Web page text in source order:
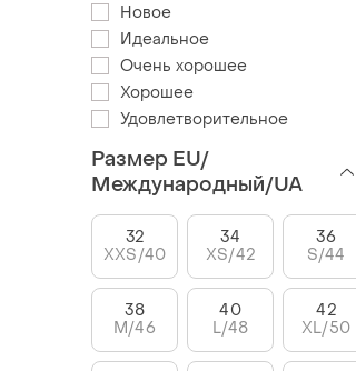
Новое
Идеальное
Очень хорошее
Хорошее
Удовлетворительное
Размер EU/
Международный/UA
32
XXS/40
34
XS/42
36
S/44
38
M/46
40
L/48
42
XL/50